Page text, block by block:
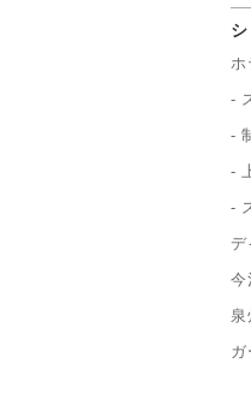
ホ
-
-
-
-
デ
今
泉
ガ